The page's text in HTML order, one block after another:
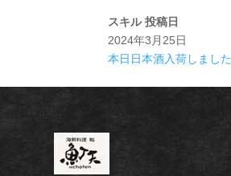
スキル 投稿日
2024年3月25日
本日日本酒入荷しました